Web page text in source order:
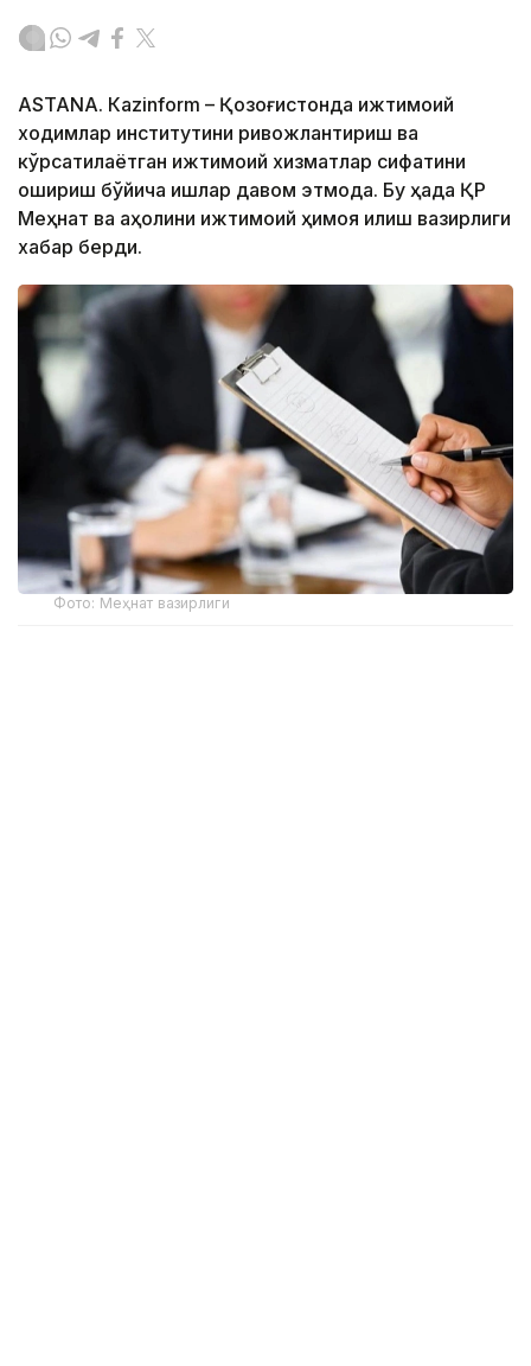
ASTANА. Кazinform – Қозоғистонда ижтимоий
ходимлар институтини ривожлантириш ва
кўрсатилаётган ижтимоий хизматлар сифатини
ошириш бўйича ишлар давом этмоқда. Бу ҳақда ҚР
Меҳнат ва аҳолини ижтимоий ҳимоя қилиш вазирлиги
хабар берди.
Фото: Меҳнат вазирлиги